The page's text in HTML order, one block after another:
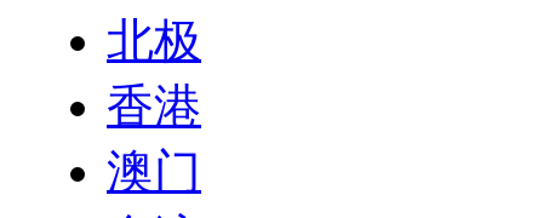
北极
香港
澳门